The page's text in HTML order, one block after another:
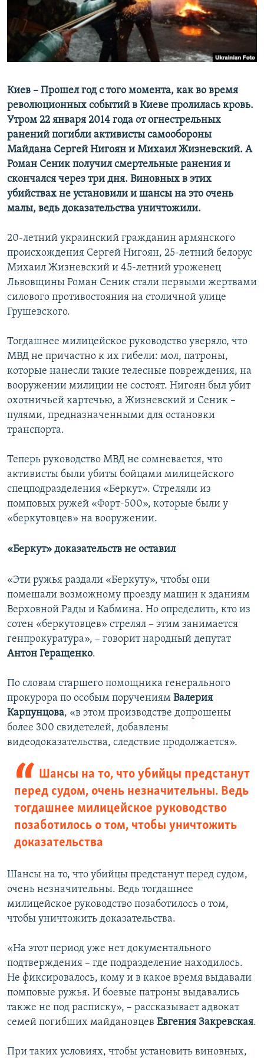
ПОБЕДИТЕЛЕЙ НЕ СУДЯТ?
КРЫМ.НЕПОКОРЕННЫЙ
ELIFBE
ПРИСОЕДИНЯЙТЕСЬ!
Все сайты RFE/RL
Киев – Прошел год с того момента, как во время
революционных событий в Киеве пролилась кровь.
Утром 22 января 2014 года от огнестрельных
ранений погибли активисты самообороны
Майдана Сергей Нигоян и Михаил Жизневский. А
Роман Сеник получил смертельные ранения и
скончался через три дня. Виновных в этих
убийствах не установили и шансы на это очень
малы, ведь доказательства уничтожили.
20-летний украинский гражданин армянского
происхождения Сергей Нигоян, 25-летний белорус
Михаил Жизневский и 45-летний уроженец
Львовщины Роман Сеник стали первыми жертвами
силового противостояния на столичной улице
Грушевского.
Тогдашнее милицейское руководство уверяло, что
МВД не причастно к их гибели: мол, патроны,
которые нанесли такие телесные повреждения, на
вооружении милиции не состоят. Нигоян был убит
охотничьей картечью, а Жизневский и Сеник –
пулями, предназначенными для остановки
транспорта.
Теперь руководство МВД не сомневается, что
активисты были убиты бойцами милицейского
спецподразделения «Беркут». Стреляли из
помповых ружей «Форт-500», которые были у
«беркутовцев» на вооружении.
«Беркут» доказательств не оставил
«Эти ружья раздали «Беркуту», чтобы они
помешали возможному проезду машин к зданиям
Верховной Рады и Кабмина. Но определить, кто из
сотен «беркутовцев» стрелял – этим занимается
генпрокуратура», – говорит народный депутат
Антон Геращенко.
По словам старшего помощника генерального
прокурора по особым поручениям Валерия
Карпунцова, «в этом производстве допрошены
более 300 свидетелей, добавлены
видеодоказательства, следствие продолжается».
Шансы на то, что убийцы предстанут
перед судом, очень незначительны. Ведь
тогдашнее милицейское руководство
позаботилось о том, чтобы уничтожить
доказательства
Шансы на то, что убийцы предстанут перед судом,
очень незначительны. Ведь тогдашнее
милицейское руководство позаботилось о том,
чтобы уничтожить доказательства.
«На этот период уже нет документального
подтверждения – где подразделение находилось.
Не фиксировалось, кому и в какое время выдавали
помповые ружья. И боевые патроны выдавались
также не под расписку», – рассказывает адвокат
семей погибших майдановцев Евгения Закревская.
При таких условиях, чтобы установить виновных,